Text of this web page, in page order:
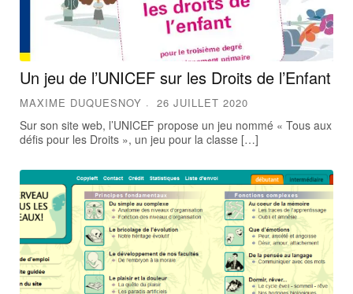
Un jeu de l’UNICEF sur les Droits de l’Enfant
MAXIME DUQUESNOY 26 JUILLET 2020
Sur son site web, l’UNICEF propose un jeu nommé « Tous aux
défis pour les Droits », un jeu pour la classe […]